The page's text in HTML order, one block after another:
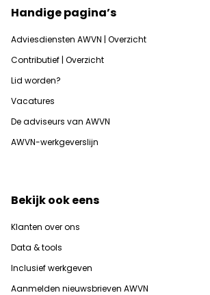
Handige pagina’s
Adviesdiensten AWVN | Overzicht
Contributief | Overzicht
Lid worden?
Vacatures
De adviseurs van AWVN
AWVN-werkgeverslijn
Bekijk ook eens
Klanten over ons
Data & tools
Inclusief werkgeven
Aanmelden nieuwsbrieven AWVN